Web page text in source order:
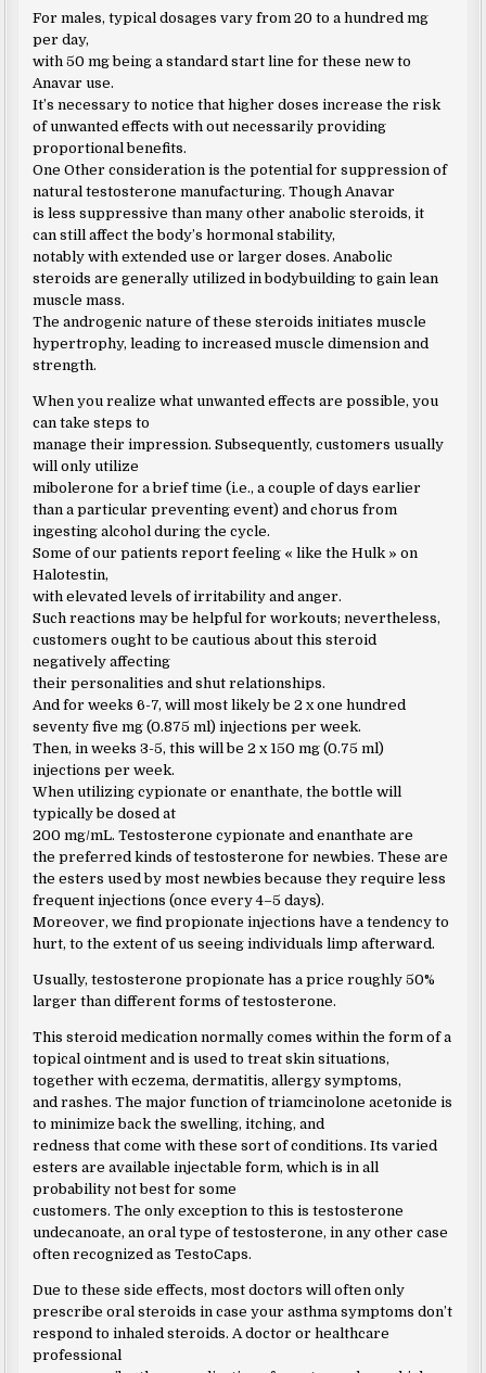
For males, typical dosages vary from 20 to a hundred mg
per day,
with 50 mg being a standard start line for these new to
Anavar use.
It’s necessary to notice that higher doses increase the risk
of unwanted effects with out necessarily providing
proportional benefits.
One Other consideration is the potential for suppression of
natural testosterone manufacturing. Though Anavar
is less suppressive than many other anabolic steroids, it
can still affect the body’s hormonal stability,
notably with extended use or larger doses. Anabolic
steroids are generally utilized in bodybuilding to gain lean
muscle mass.
The androgenic nature of these steroids initiates muscle
hypertrophy, leading to increased muscle dimension and
strength.
When you realize what unwanted effects are possible, you
can take steps to
manage their impression. Subsequently, customers usually
will only utilize
mibolerone for a brief time (i.e., a couple of days earlier
than a particular preventing event) and chorus from
ingesting alcohol during the cycle.
Some of our patients report feeling « like the Hulk » on
Halotestin,
with elevated levels of irritability and anger.
Such reactions may be helpful for workouts; nevertheless,
customers ought to be cautious about this steroid
negatively affecting
their personalities and shut relationships.
And for weeks 6-7, will most likely be 2 x one hundred
seventy five mg (0.875 ml) injections per week.
Then, in weeks 3-5, this will be 2 x 150 mg (0.75 ml)
injections per week.
When utilizing cypionate or enanthate, the bottle will
typically be dosed at
200 mg/mL. Testosterone cypionate and enanthate are
the preferred kinds of testosterone for newbies. These are
the esters used by most newbies because they require less
frequent injections (once every 4–5 days).
Moreover, we find propionate injections have a tendency to
hurt, to the extent of us seeing individuals limp afterward.
Usually, testosterone propionate has a price roughly 50%
larger than different forms of testosterone.
This steroid medication normally comes within the form of a
topical ointment and is used to treat skin situations,
together with eczema, dermatitis, allergy symptoms,
and rashes. The major function of triamcinolone acetonide is
to minimize back the swelling, itching, and
redness that come with these sort of conditions. Its varied
esters are available injectable form, which is in all
probability not best for some
customers. The only exception to this is testosterone
undecanoate, an oral type of testosterone, in any other case
often recognized as TestoCaps.
Due to these side effects, most doctors will often only
prescribe oral steroids in case your asthma symptoms don’t
respond to inhaled steroids. A doctor or healthcare
professional